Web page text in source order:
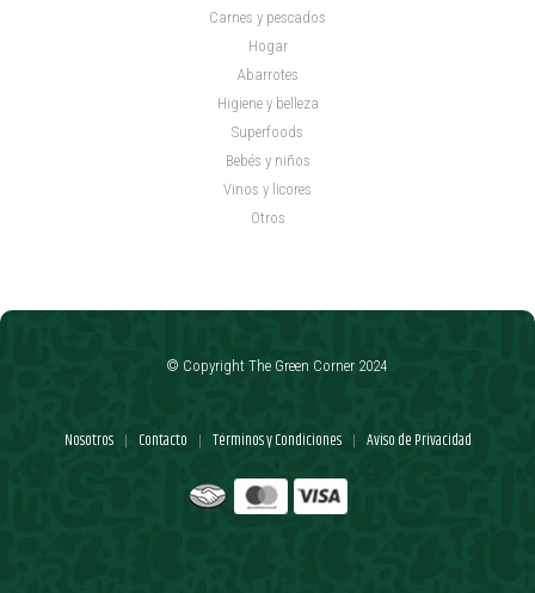
Carnes y pescados
Hogar
Abarrotes
Higiene y belleza
Superfoods
Bebés y niños
Vinos y licores
Otros
Nosotros | Contacto | Términos y Condiciones | Aviso de Privacidad
© Copyright The Green Corner 2024